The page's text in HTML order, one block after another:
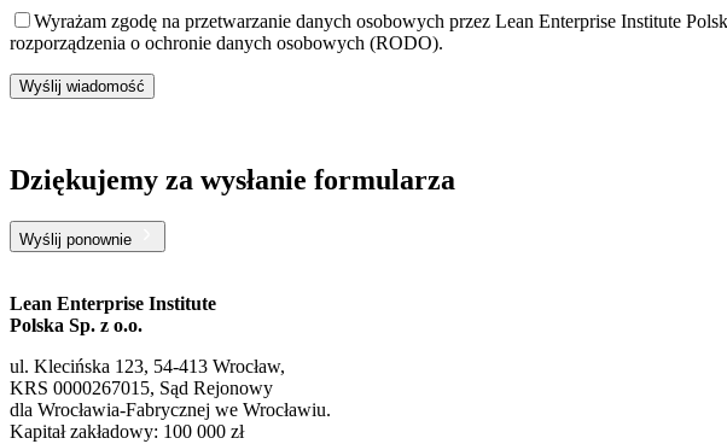
Wyrażam zgodę na przetwarzanie danych osobowych przez Lean Enterprise Institute
rozporządzenia o ochronie danych osobowych (RODO).
Wyślij wiadomość
Dziękujemy za wysłanie formularza
Wyślij ponownie
Lean Enterprise Institute
Polska Sp. z o.o.
ul. Klecińska 123, 54-413 Wrocław,
KRS 0000267015, Sąd Rejonowy
dla Wrocławia-Fabrycznej we Wrocławiu.
Kapitał zakładowy: 100 000 zł